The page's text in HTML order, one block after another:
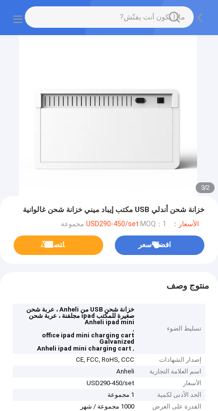
2
/
3
خزانة شحن أندلي USB مكتب إيباد ميني خزانة شحن غالوانية
الأسعار：USD290-450/set MOQ：1 مجموعة
افضل سعر ﺎﺘﺼﻟ ﺍﻶﻧ
منتوج وصف
تسليط الضوء
خزانة شحن USB من Anheli ، عربة شحن
صغيرة للمكتب ipad مجلفنة ، عربة شحن
Anheli ipad mini
,
office ipad mini charging cart
Galvanized
,
Anheli ipad mini charging cart
إصدار الشهادات
CE, FCC, RoHS, CCC
اسم العلامة التجارية
Anheli
الأسعار
USD290-450/set
الحد الأدنى لكمية
1 مجموعة
القدرة على العرض
1000 مجموعة / شهر